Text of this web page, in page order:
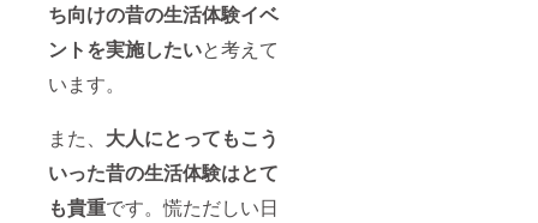
ち向けの昔の生活体験イベ
ントを実施したいと考えて
います。
また、 大人にとってもこう
いった昔の生活体験はとて
も貴重です。慌ただしい日